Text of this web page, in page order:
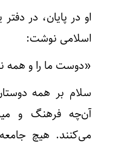
او در پایان، در
اسلامی نوشت:
«دوست ما را و
سلام بر همه
آن‌چه فرهنگ و
می‌کنند. هیچ